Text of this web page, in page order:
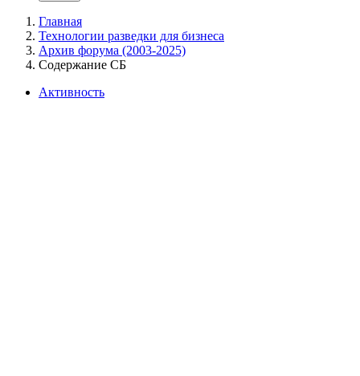
Главная
Технологии разведки для бизнеса
Архив форума (2003-2025)
Содержание СБ
Активность